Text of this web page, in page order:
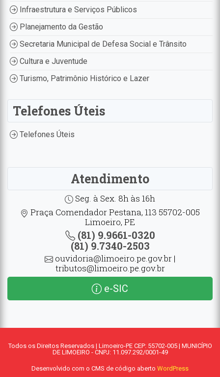
Infraestrutura e Serviços Públicos
Planejamento da Gestão
Secretaria Municipal de Defesa Social e Trânsito
Cultura e Juventude
Turismo, Patrimônio Histórico e Lazer
Telefones Úteis
Telefones Úteis
Atendimento
Seg. à Sex. 8h às 16h
Praça Comendador Pestana, 113 55702-005
Limoeiro, PE
(81) 9.9661-0320
(81) 9.7340-2503
ouvidoria@limoeiro.pe.gov.br |
tributos@limoeiro.pe.gov.br
e-SIC
Todos os Direitos Reservados | Limoeiro-PE CEP: 55702-005 | MUNICÍPIO
DE LIMOEIRO - CNPJ: 11.097.292/0001-49
Desenvolvido com o CMS de código aberto WordPress